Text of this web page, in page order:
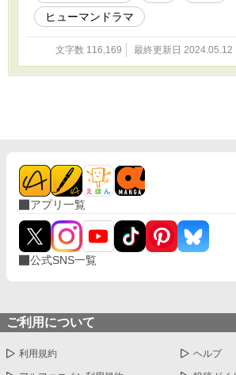
ヒューマンドラマ
文字数 116,169 最終更新日 2024.05.12
アプリ一覧
公式SNS一覧
ご利用について
利用規約 ヘルプ